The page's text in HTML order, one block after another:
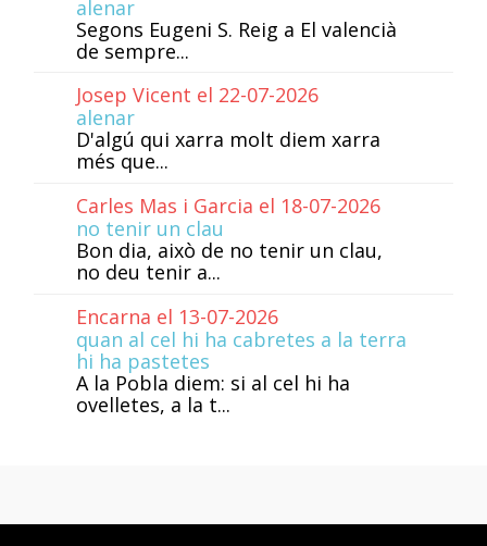
alenar
Segons Eugeni S. Reig a El valencià
de sempre...
Josep Vicent el 22-07-2026
alenar
D'algú qui xarra molt diem xarra
més que...
Carles Mas i Garcia el 18-07-2026
no tenir un clau
Bon dia, això de no tenir un clau,
no deu tenir a...
Encarna el 13-07-2026
quan al cel hi ha cabretes a la terra
hi ha pastetes
A la Pobla diem: si al cel hi ha
ovelletes, a la t...